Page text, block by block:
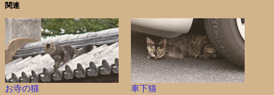
関連
お寺の猫
車下猫